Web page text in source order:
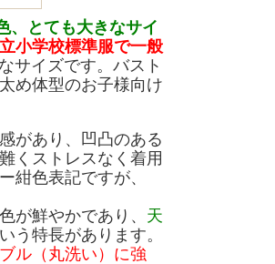
、とても大きなサイ
小学校標準服で一般
サイズです。バスト
め体型のお子様向け
があり、凹凸のある
くストレスなく着用
紺色表記ですが、
が鮮やかであり、 天
う特長があります。
ル（丸洗い）に強